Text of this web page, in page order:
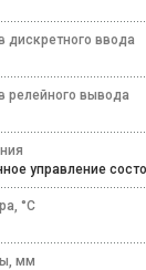
дискретного ввода
релейного вывода
управление
°C
мм